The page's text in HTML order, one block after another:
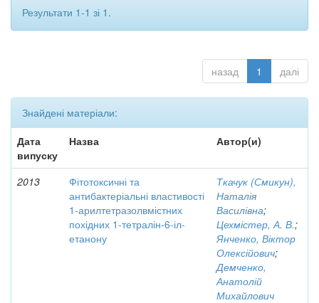
Результати 1-1 зі 1.
назад 1 далі
Знайдені матеріали:
Дата
випуску
Назва Автор(и)
2013
Фітотоксичні та
антибактеріальні властивості
1-арилтетразолвмістних
похідних 1-тетралін-6-іл-
етанону
Ткачук (Смикун),
Наталія
Василівна;
Цехмістер, А. В.;
Янченко, Віктор
Олексійович;
Демченко,
Анатолій
Михайлович